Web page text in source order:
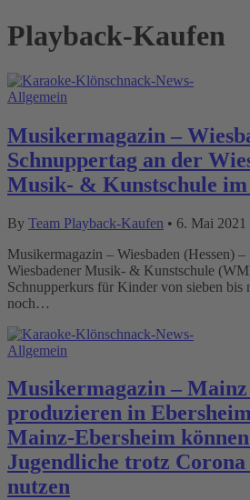
Playback-Kaufen
Allgemein
Musikermagazin –
Schnuppertag an der
Musik- & Kunstschule
By Team Playback-Kaufen • 6. Mai 2021
Musikermagazin – Wiesbaden (Hessen)
Wiesbadener Musik- & Kunstschule
Schnupperkurs für Kinder von sieben bis
noch…
Allgemein
Musikermagazin – Mainz
produzieren in
Mainz-Ebersheim
Jugendliche trotz Corona
nutzen